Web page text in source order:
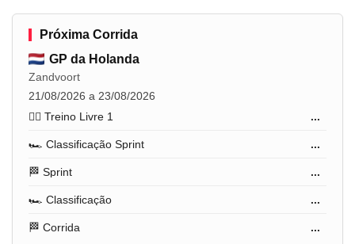
Próxima Corrida
GP da Holanda
Zandvoort
21/08/2026 a 23/08/2026
🏋️‍♂️ Treino Livre 1
...
🏎️ Classificação Sprint ...
🏁 Sprint ...
🏎️ Classificação ...
🏁 Corrida ...